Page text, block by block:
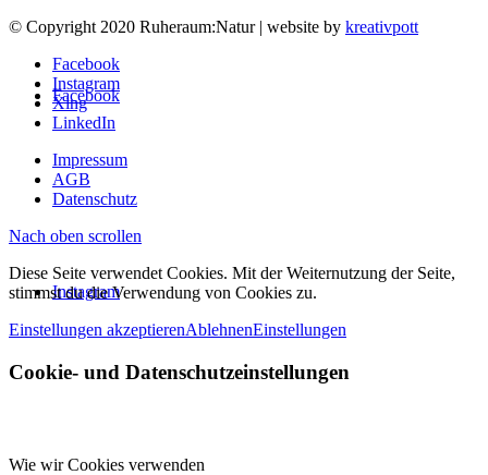
Facebook
Instagram
© Copyright 2020 Ruheraum:Natur | website by kreativpott
Facebook
Instagram
Xing
LinkedIn
Impressum
AGB
Datenschutz
Nach oben scrollen
Diese Seite verwendet Cookies. Mit der Weiternutzung der Seite,
stimmst du die Verwendung von Cookies zu.
Einstellungen akzeptierenAblehnenEinstellungen
Cookie- und Datenschutzeinstellungen
Wie wir Cookies verwenden